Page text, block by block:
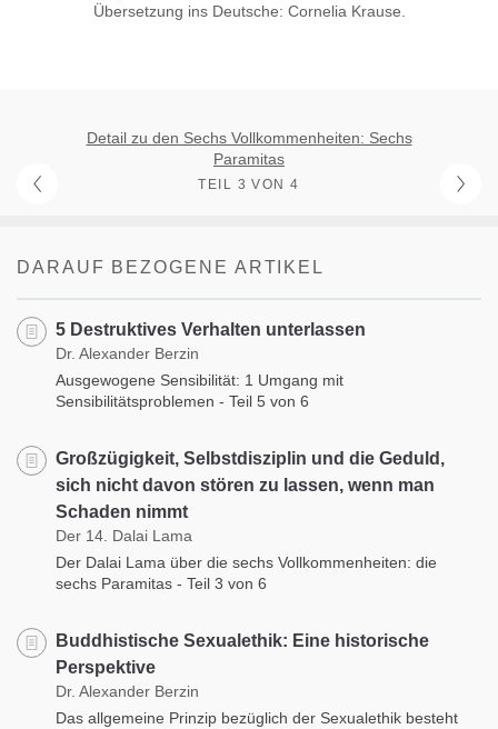
Übersetzung ins Deutsche: Cornelia Krause.
Detail zu den Sechs Vollkommenheiten: Sechs
Paramitas
TEIL 3 VON 4
DARAUF BEZOGENE ARTIKEL
5 Destruktives Verhalten unterlassen
Dr. Alexander Berzin
Ausgewogene Sensibilität: 1 Umgang mit
Sensibilitätsproblemen - Teil 5 von 6
Großzügigkeit, Selbstdisziplin und die Geduld,
sich nicht davon stören zu lassen, wenn man
Schaden nimmt
Der 14. Dalai Lama
Der Dalai Lama über die sechs Vollkommenheiten: die
sechs Paramitas - Teil 3 von 6
Buddhistische Sexualethik: Eine historische
Perspektive
Dr. Alexander Berzin
Das allgemeine Prinzip bezüglich der Sexualethik besteht